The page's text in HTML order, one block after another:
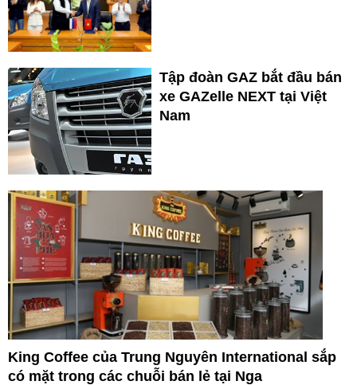
Tập đoàn GAZ bắt đầu bán
xe GAZelle NEXT tại Việt
Nam
King Coffee của Trung Nguyên International sắp
có mặt trong các chuỗi bán lẻ tại Nga